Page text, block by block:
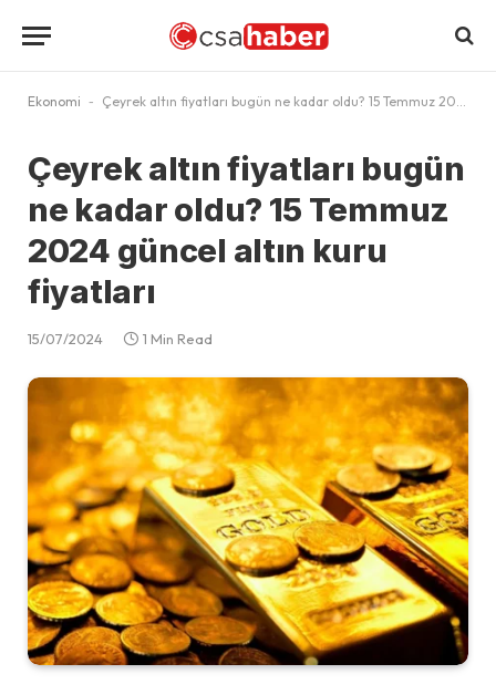
Ekonomi - Çeyrek altın fiyatları bugün ne kadar oldu? 15 Temmuz 2024 güncel altın kuru fiyatları
Çeyrek altın fiyatları bugün
ne kadar oldu? 15 Temmuz
2024 güncel altın kuru
fiyatları
15/07/2024 1 Min Read